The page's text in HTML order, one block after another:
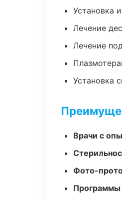
Установка
Лечение
Лечение
Установка
Врачи с
Фото-
Программы